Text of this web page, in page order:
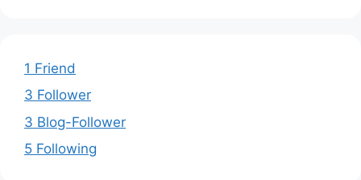
1 Friend
3 Follower
3 Blog-Follower
5 Following